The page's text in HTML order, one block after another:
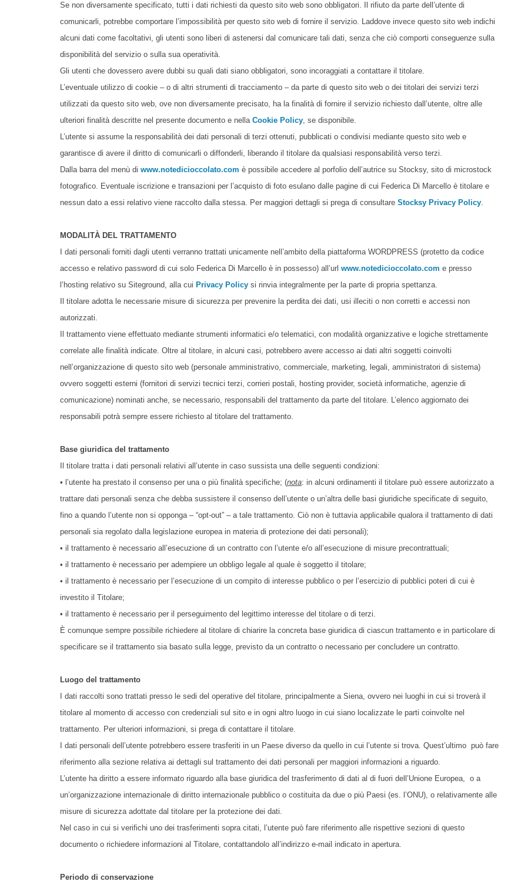
Se non diversamente specificato, tutti i dati richiesti da questo sito web sono obbligatori. Il rifiuto da parte dell’utente di
comunicarli, potrebbe comportare l’impossibilità per questo sito web di fornire il servizio. Laddove invece questo sito web indichi
alcuni dati come facoltativi, gli utenti sono liberi di astenersi dal comunicare tali dati, senza che ciò comporti conseguenze sulla
disponibilità del servizio o sulla sua operatività.
Gli utenti che dovessero avere dubbi su quali dati siano obbligatori, sono incoraggiati a contattare il titolare.
L’eventuale utilizzo di cookie – o di altri strumenti di tracciamento – da parte di questo sito web o dei titolari dei servizi terzi
utilizzati da questo sito web, ove non diversamente precisato, ha la finalità di fornire il servizio richiesto dall’utente, oltre alle
ulteriori finalità descritte nel presente documento e nella Cookie Policy, se disponibile.
L’utente si assume la responsabilità dei dati personali di terzi ottenuti, pubblicati o condivisi mediante questo sito web e
garantisce di avere il diritto di comunicarli o diffonderli, liberando il titolare da qualsiasi responsabilità verso terzi.
Dalla barra del menù di www.notedicioccolato.com è possibile accedere al porfolio dell’autrice su Stocksy, sito di microstock
fotografico. Eventuale iscrizione e transazioni per l’acquisto di foto esulano dalle pagine di cui Federica Di Marcello è titolare e
nessun dato a essi relativo viene raccolto dalla stessa. Per maggiori dettagli si prega di consultare Stocksy Privacy Policy.
MODALITÀ DEL TRATTAMENTO
I dati personali forniti dagli utenti verranno trattati unicamente nell’ambito della piattaforma WORDPRESS (protetto da codice
accesso e relativo password di cui solo Federica Di Marcello è in possesso) all’url www.notedicioccolato.com e presso
l’hosting relativo su Siteground, alla cui Privacy Policy si rinvia integralmente per la parte di propria spettanza.
Il titolare adotta le necessarie misure di sicurezza per prevenire la perdita dei dati, usi illeciti o non corretti e accessi non
autorizzati.
Il trattamento viene effettuato mediante strumenti informatici e/o telematici, con modalità organizzative e logiche strettamente
correlate alle finalità indicate. Oltre al titolare, in alcuni casi, potrebbero avere accesso ai dati altri soggetti coinvolti
nell’organizzazione di questo sito web (personale amministrativo, commerciale, marketing, legali, amministratori di sistema)
ovvero soggetti esterni (fornitori di servizi tecnici terzi, corrieri postali, hosting provider, società informatiche, agenzie di
comunicazione) nominati anche, se necessario, responsabili del trattamento da parte del titolare. L’elenco aggiornato dei
responsabili potrà sempre essere richiesto al titolare del trattamento.
Base giuridica del trattamento
Il titolare tratta i dati personali relativi all’utente in caso sussista una delle seguenti condizioni:
• l’utente ha prestato il consenso per una o più finalità specifiche; (nota: in alcuni ordinamenti il titolare può essere autorizzato a
trattare dati personali senza che debba sussistere il consenso dell’utente o un’altra delle basi giuridiche specificate di seguito,
fino a quando l’utente non si opponga – “opt-out” – a tale trattamento. Ciò non è tuttavia applicabile qualora il trattamento di dati
personali sia regolato dalla legislazione europea in materia di protezione dei dati personali);
• il trattamento è necessario all’esecuzione di un contratto con l’utente e/o all’esecuzione di misure precontrattuali;
• il trattamento è necessario per adempiere un obbligo legale al quale è soggetto il titolare;
• il trattamento è necessario per l’esecuzione di un compito di interesse pubblico o per l’esercizio di pubblici poteri di cui è
investito il Titolare;
• il trattamento è necessario per il perseguimento del legittimo interesse del titolare o di terzi.
È comunque sempre possibile richiedere al titolare di chiarire la concreta base giuridica di ciascun trattamento e in particolare di
specificare se il trattamento sia basato sulla legge, previsto da un contratto o necessario per concludere un contratto.
Luogo del trattamento
I dati raccolti sono trattati presso le sedi del operative del titolare, principalmente a Siena, ovvero nei luoghi in cui si troverà il
titolare al momento di accesso con credenziali sul sito e in ogni altro luogo in cui siano localizzate le parti coinvolte nel
trattamento. Per ulteriori informazioni, si prega di contattare il titolare.
I dati personali dell’utente potrebbero essere trasferiti in un Paese diverso da quello in cui l’utente si trova. Quest’ultimo può fare
riferimento alla sezione relativa ai dettagli sul trattamento dei dati personali per maggiori informazioni a riguardo.
L’utente ha diritto a essere informato riguardo alla base giuridica del trasferimento di dati al di fuori dell’Unione Europea, o a
un’organizzazione internazionale di diritto internazionale pubblico o costituita da due o più Paesi (es. l’ONU), o relativamente alle
misure di sicurezza adottate dal titolare per la protezione dei dati.
Nel caso in cui si verifichi uno dei trasferimenti sopra citati, l’utente può fare riferimento alle rispettive sezioni di questo
documento o richiedere informazioni al Titolare, contattandolo all’indirizzo e-mail indicato in apertura.
Periodo di conservazione